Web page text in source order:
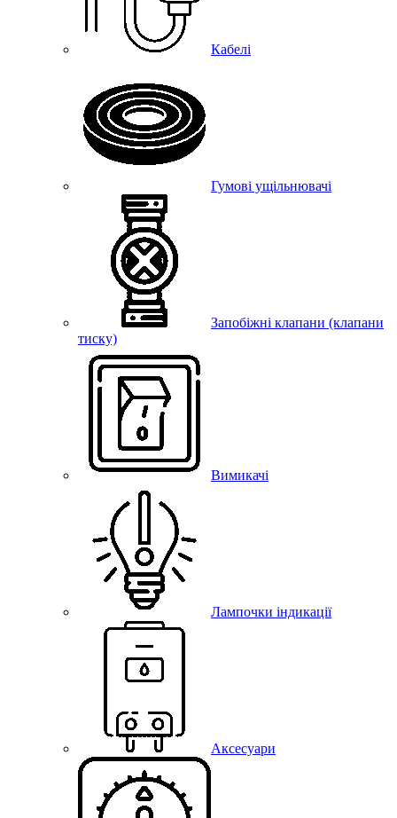
Кабелі
Гумові ущільнювачі
Запобіжні клапани (клапани
тиску)
Вимикачі
Лампочки індикації
Аксесуари